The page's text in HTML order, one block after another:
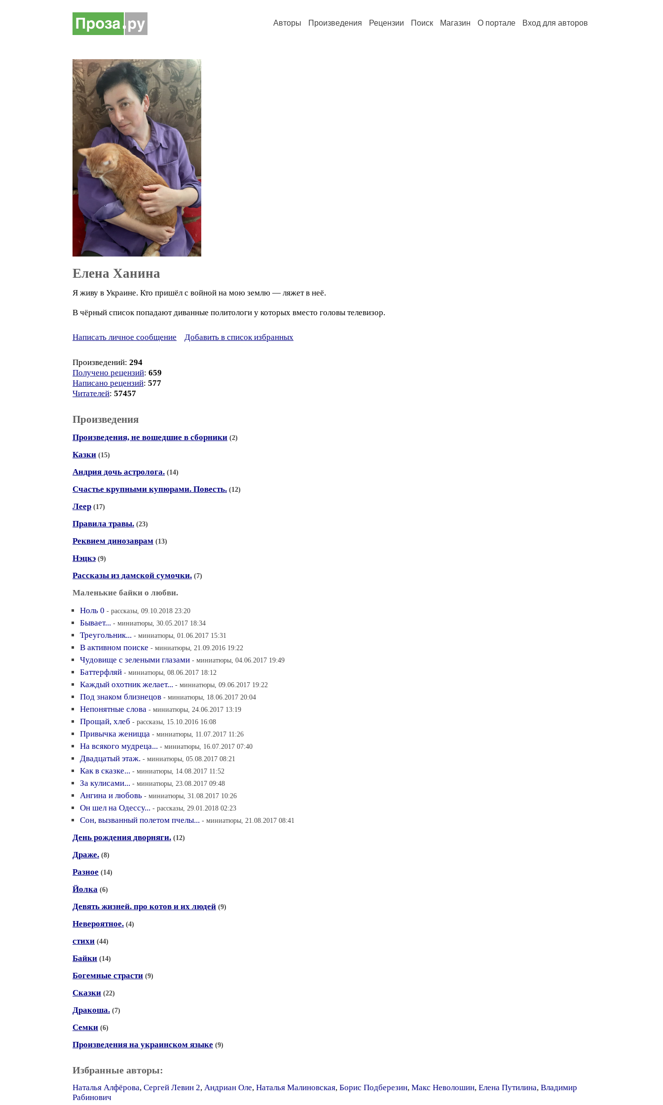
Авторы Произведения Рецензии Поиск Магазин О портале Вход для авторов
Елена Ханина
Я живу в Украине. Кто пришёл с войной на мою землю — ляжет в неё.
В чёрный список попадают диванные политологи у которых вместо головы телевизор.
Написать личное сообщение Добавить в список избранных
Произведений: 294
Получено рецензий: 659
Написано рецензий: 577
Читателей: 57457
Произведения
Произведения, не вошедшие в сборники (2)
Казки (15)
Андрия дочь астролога. (14)
Счастье крупными купюрами. Повесть. (12)
Леер (17)
Правила травы. (23)
Реквием динозаврам (13)
Нэцкэ (9)
Рассказы из дамской сумочки. (7)
Маленькие байки о любви.
Ноль 0 - рассказы, 09.10.2018 23:20
Бывает... - миниатюры, 30.05.2017 18:34
Треугольник... - миниатюры, 01.06.2017 15:31
В активном поиске - миниатюры, 21.09.2016 19:22
Чудовище с зелеными глазами - миниатюры, 04.06.2017 19:49
Баттерфляй - миниатюры, 08.06.2017 18:12
Каждый охотник желает... - миниатюры, 09.06.2017 19:22
Под знаком близнецов - миниатюры, 18.06.2017 20:04
Непонятные слова - миниатюры, 24.06.2017 13:19
Прощай, хлеб - рассказы, 15.10.2016 16:08
Привычка женицца - миниатюры, 11.07.2017 11:26
На всякого мудреца... - миниатюры, 16.07.2017 07:40
Двадцатый этаж. - миниатюры, 05.08.2017 08:21
Как в сказке... - миниатюры, 14.08.2017 11:52
За кулисами... - миниатюры, 23.08.2017 09:48
Ангина и любовь - миниатюры, 31.08.2017 10:26
Он шел на Одессу... - рассказы, 29.01.2018 02:23
Сон, вызванный полетом пчелы... - миниатюры, 21.08.2017 08:41
День рождения дворняги. (12)
Драже. (8)
Разное (14)
Йолка (6)
Девять жизней. про котов и их людей (9)
Невероятное. (4)
стихи (44)
Байки (14)
Богемные страсти (9)
Сказки (22)
Дракоша. (7)
Семки (6)
Произведения на украинском языке (9)
Избранные авторы:
Наталья Алфёрова, Сергей Левин 2, Андриан Оле, Наталья Малиновская, Борис Подберезин, Макс Неволошин, Елена Путилина, Владимир
Рабинович